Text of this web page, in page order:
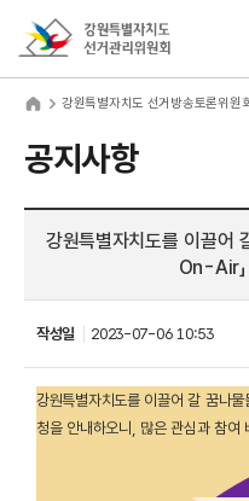
강원특별자치도 선거방송토론위원
공지사항
강원특별자치도를 이끌어
On-Air
작성일 2023-07-06 10:53
강원특별자치도를 이끌어 갈 꿈나
청을 안내하오니, 많은 관심과 참여